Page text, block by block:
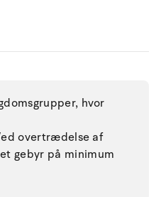
hvor
overtrædelse af
gebyr på minimum